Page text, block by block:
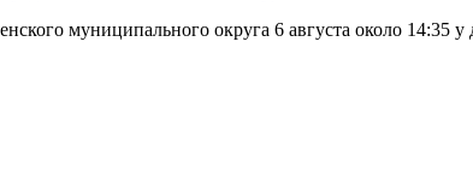
муниципального округа 6 августа около